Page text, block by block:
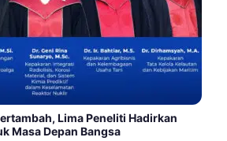
Lima Peneliti Hadirkan
Masa Depan Bangsa